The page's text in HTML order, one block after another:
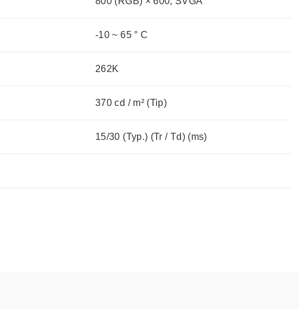
-10 ~ 65 ° C
262K
370 cd / m² (Tip)
15/30 (Typ.) (Tr / Td) (ms)